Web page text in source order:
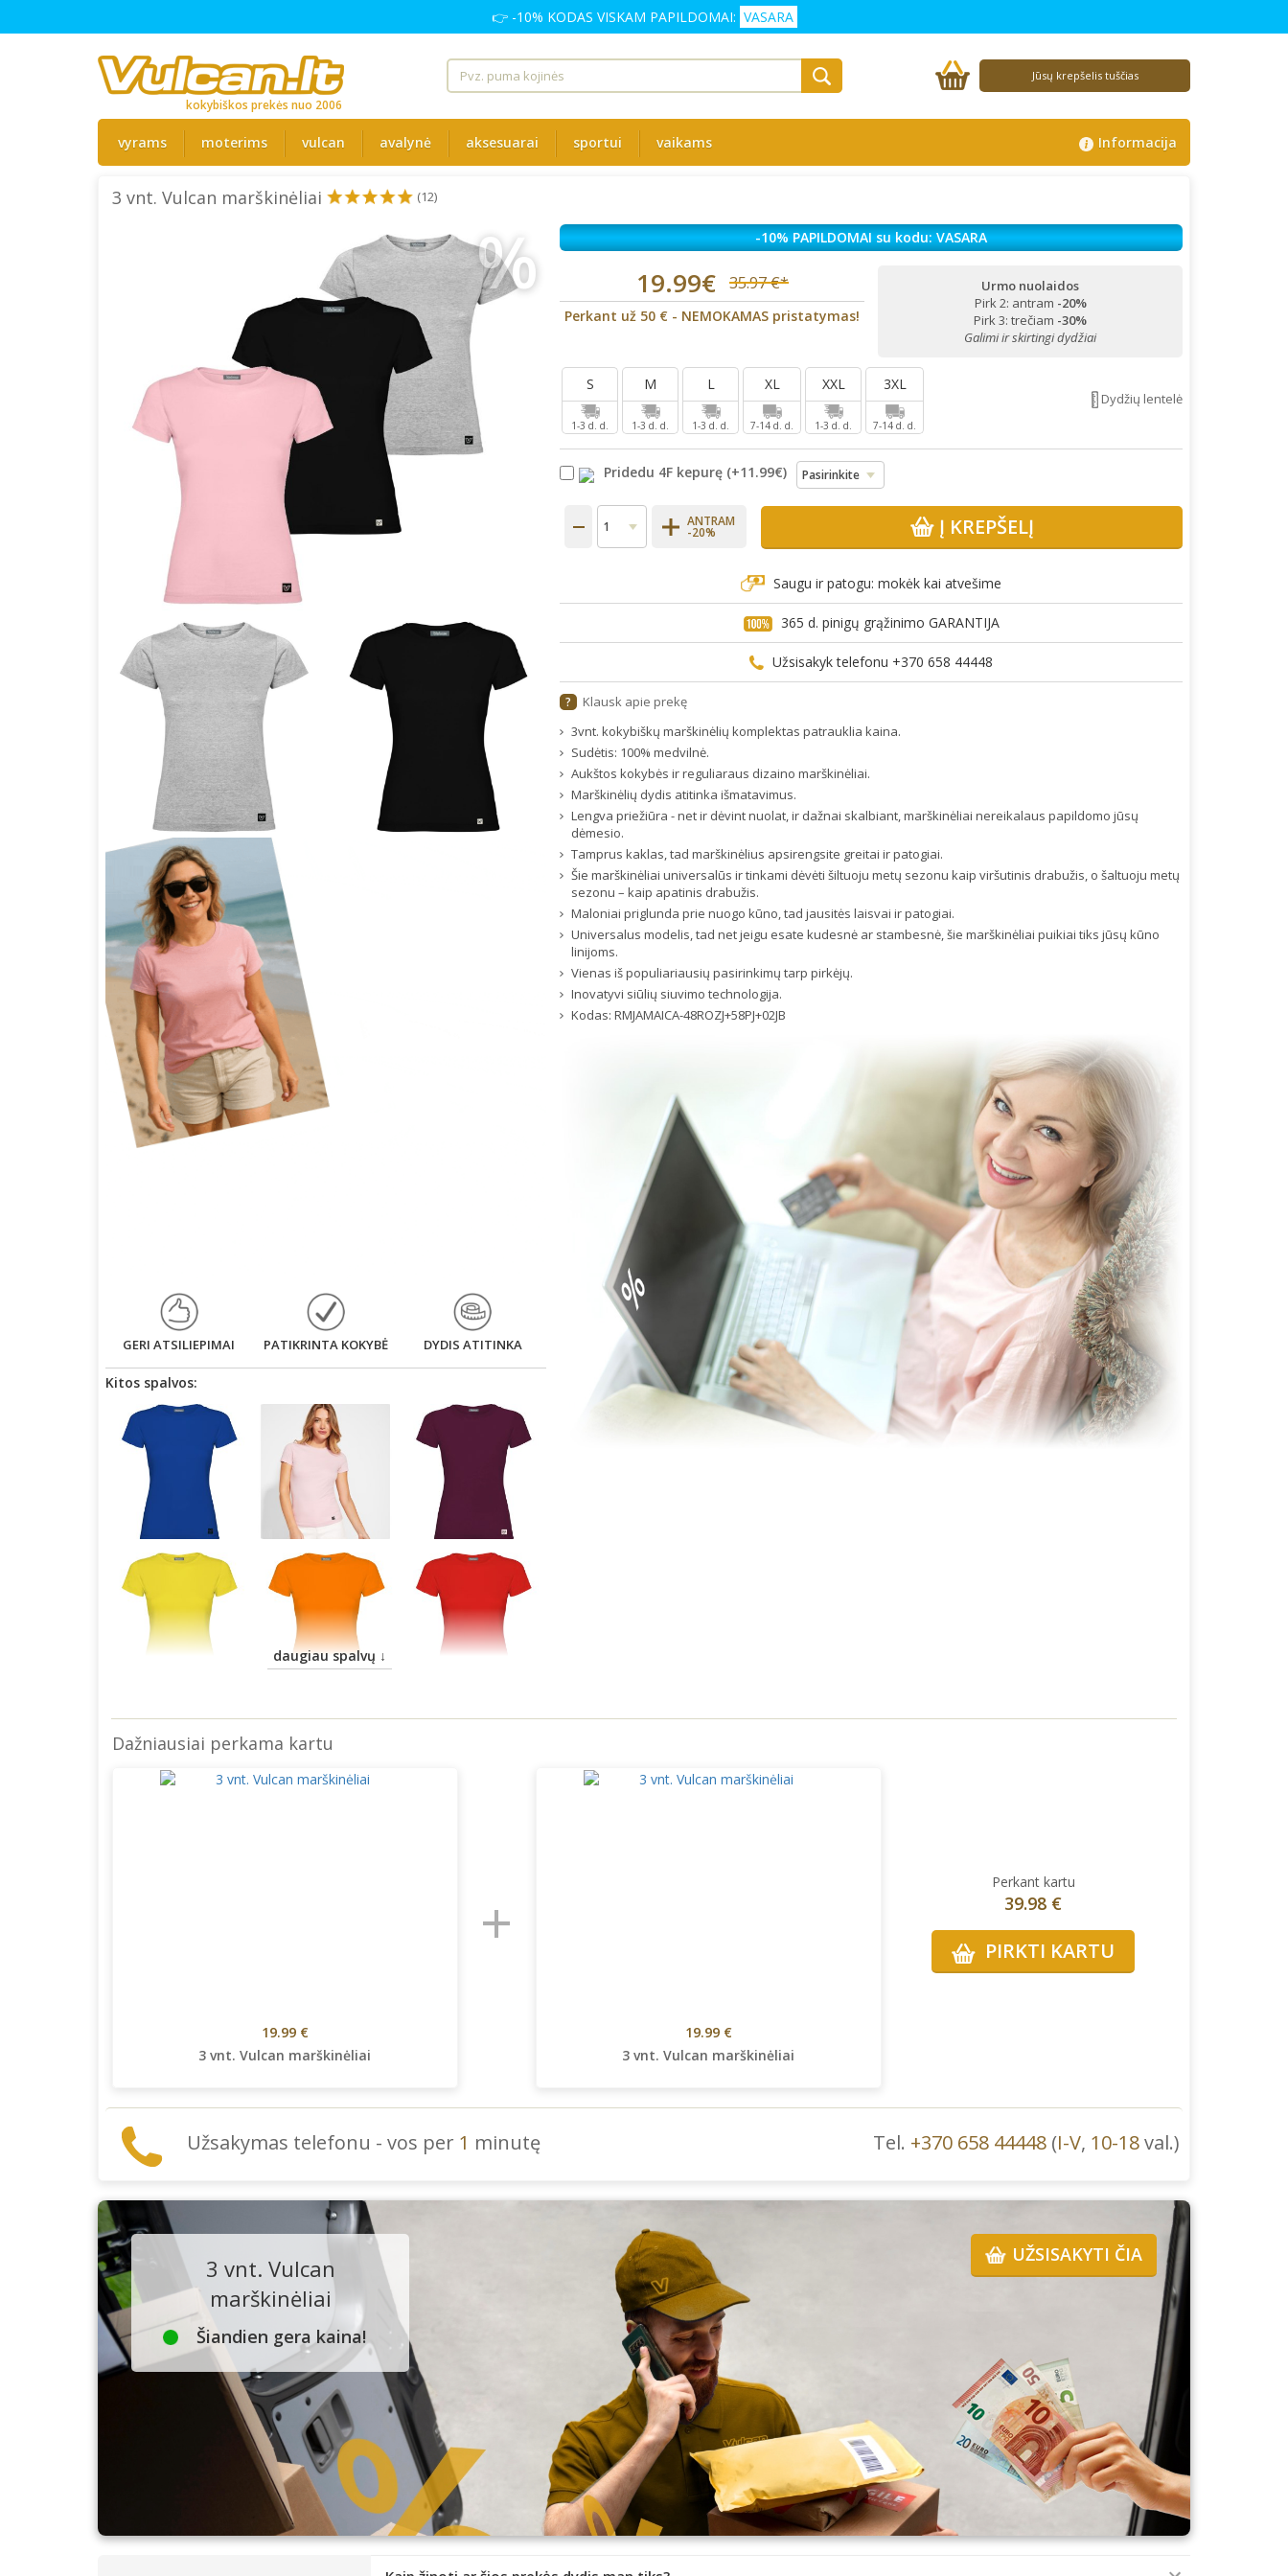
👉 -10% KODAS VISKAM PAPILDOMAI: VASARA
kokybiškos prekės nuo 2006
Jūsų krepšelis tuščias
vyrams moterims vulcan avalynė aksesuarai sportui vaikams Informacija
3 vnt. Vulcan marškinėliai (12)
%
GERI ATSILIEPIMAI PATIKRINTA KOKYBĖ DYDIS ATITINKA
Kitos spalvos:
daugiau spalvų ↓
-10% PAPILDOMAI su kodu: VASARA
19.99€ 35.97 €*
Perkant už 50 € - NEMOKAMAS pristatymas!
Urmo nuolaidos
Pirk 2: antram -20%
Pirk 3: trečiam -30%
Galimi ir skirtingi dydžiai
Dydžių lentelė
S
1-3 d. d.
M
1-3 d. d.
L
1-3 d. d.
XL
7-14 d. d.
XXL
1-3 d. d.
3XL
7-14 d. d.
Pridedu 4F kepurę (+11.99€)
ANTRAM
-20% Į KREPŠELĮ
Saugu ir patogu: mokėk kai atvešime
365 d. pinigų grąžinimo GARANTIJA
Užsisakyk telefonu +370 658 44448
?
Klausk apie prekę
3vnt. kokybiškų marškinėlių komplektas patrauklia kaina.
Sudėtis: 100% medvilnė.
Aukštos kokybės ir reguliaraus dizaino marškinėliai.
Marškinėlių dydis atitinka išmatavimus.
Lengva priežiūra - net ir dėvint nuolat, ir dažnai skalbiant, marškinėliai nereikalaus papildomo jūsų
dėmesio.
Tamprus kaklas, tad marškinėlius apsirengsite greitai ir patogiai.
Šie marškinėliai universalūs ir tinkami dėvėti šiltuoju metų sezonu kaip viršutinis drabužis, o šaltuoju metų
sezonu – kaip apatinis drabužis.
Maloniai priglunda prie nuogo kūno, tad jausitės laisvai ir patogiai.
Universalus modelis, tad net jeigu esate kudesnė ar stambesnė, šie marškinėliai puikiai tiks jūsų kūno
linijoms.
Vienas iš populiariausių pasirinkimų tarp pirkėjų.
Inovatyvi siūlių siuvimo technologija.
Kodas:RMJAMAICA-48ROZJ+58PJ+02JB
Dažniausiai perkama kartu
19.99 €
3 vnt. Vulcan marškinėliai
+
19.99 €
3 vnt. Vulcan marškinėliai
Perkant kartu
39.98 €
PIRKTI KARTU
Užsakymas telefonu - vos per 1 minutę Tel. +370 658 44448 (I-V, 10-18val.)
3 vnt. Vulcan
marškinėliai
Šiandien gera kaina!
UŽSISAKYTI ČIA